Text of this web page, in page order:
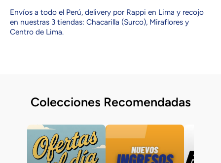
Envíos a todo el Perú, delivery por Rappi en Lima y recojo
en nuestras 3 tiendas: Chacarilla (Surco), Miraflores y
Centro de Lima.
Colecciones Recomendadas